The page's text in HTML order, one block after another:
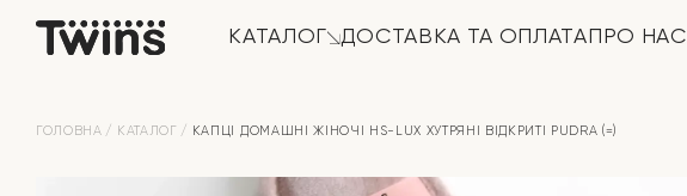
КАТАЛОГ ДОСТАВКА ТА ОПЛАТА ПРО НАС
ГОЛОВНА КАТАЛОГ КАПЦІ ДОМАШНІ ЖІНОЧІ HS-LUX ХУТРЯНI ВІДКРИТІ PUDRA (=)